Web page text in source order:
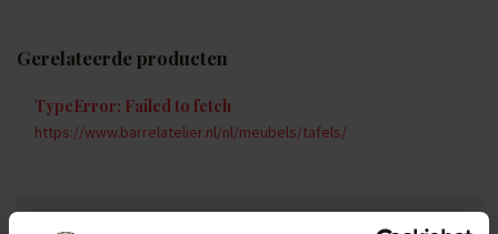
Gerelateerde producten
TypeError: Failed to fetch
https://www.barrelatelier.nl/nl/meubels/tafels/